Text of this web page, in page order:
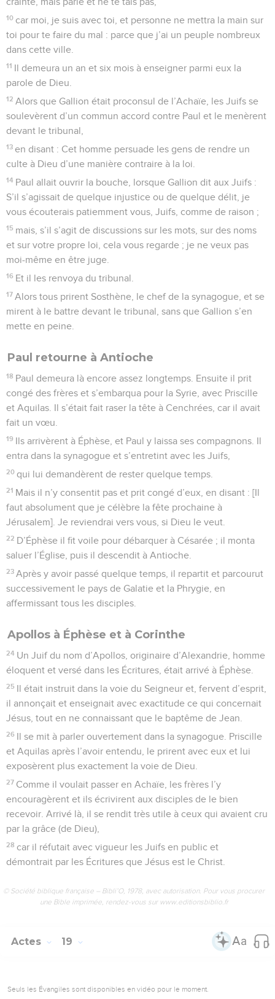
10 car moi, je suis avec toi, et personne ne mettra la main sur
toi pour te faire du mal : parce que j’ai un peuple nombreux
dans cette ville.
11 Il demeura un an et six mois à enseigner parmi eux la
parole de Dieu.
12 Alors que Gallion était proconsul de l’Achaïe, les Juifs se
soulevèrent d’un commun accord contre Paul et le menèrent
devant le tribunal,
13 en disant : Cet homme persuade les gens de rendre un
culte à Dieu d’une manière contraire à la loi.
14 Paul allait ouvrir la bouche, lorsque Gallion dit aux Juifs :
S’il s’agissait de quelque injustice ou de quelque délit, je
vous écouterais patiemment vous, Juifs, comme de raison ;
15 mais, s’il s’agit de discussions sur les mots, sur des noms
et sur votre propre loi, cela vous regarde ; je ne veux pas
moi-même en être juge.
16 Et il les renvoya du tribunal.
17 Alors tous prirent Sosthène, le chef de la synagogue, et se
mirent à le battre devant le tribunal, sans que Gallion s’en
mette en peine.
Paul retourne à Antioche
18 Paul demeura là encore assez longtemps. Ensuite il prit
congé des frères et s’embarqua pour la Syrie, avec Priscille
et Aquilas. Il s’était fait raser la tête à Cenchrées, car il avait
fait un vœu.
19 Ils arrivèrent à Éphèse, et Paul y laissa ses compagnons. Il
entra dans la synagogue et s’entretint avec les Juifs,
20 qui lui demandèrent de rester quelque temps.
21 Mais il n’y consentit pas et prit congé d’eux, en disant : [Il
faut absolument que je célèbre la fête prochaine à
Jérusalem]. Je reviendrai vers vous, si Dieu le veut.
22 D’Éphèse il fit voile pour débarquer à Césarée ; il monta
saluer l’Église, puis il descendit à Antioche.
23 Après y avoir passé quelque temps, il repartit et parcourut
successivement le pays de Galatie et la Phrygie, en
affermissant tous les disciples.
Apollos à Éphèse et à Corinthe
24 Un Juif du nom d’Apollos, originaire d’Alexandrie, homme
éloquent et versé dans les Écritures, était arrivé à Éphèse.
25 Il était instruit dans la voie du Seigneur et, fervent d’esprit,
il annonçait et enseignait avec exactitude ce qui concernait
Jésus, tout en ne connaissant que le baptême de Jean.
26 Il se mit à parler ouvertement dans la synagogue. Priscille
et Aquilas après l’avoir entendu, le prirent avec eux et lui
exposèrent plus exactement la voie de Dieu.
27 Comme il voulait passer en Achaïe, les frères l’y
encouragèrent et ils écrivirent aux disciples de le bien
recevoir. Arrivé là, il se rendit très utile à ceux qui avaient cru
par la grâce (de Dieu),
28 car il réfutait avec vigueur les Juifs en public et
démontrait par les Écritures que Jésus est le Christ.
© Société biblique française – Bibli’O, 1978, avec autorisation. Pour vous procurer
une Bible imprimée, rendez-vous sur www.editionsbiblio.fr
Actes 19
Seuls les Évangiles sont disponibles en vidéo pour le moment.